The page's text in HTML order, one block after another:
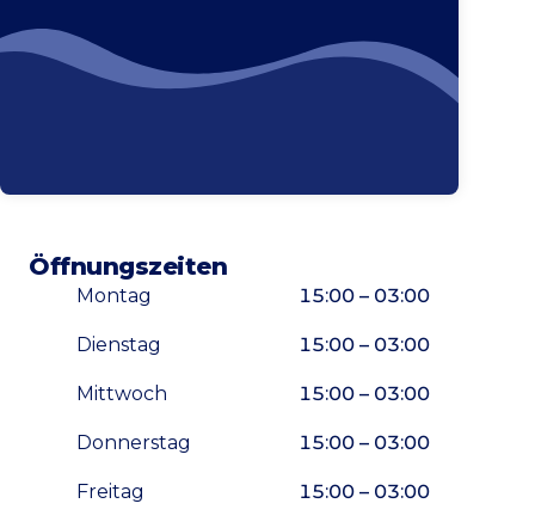
Öffnungszeiten
Montag 15:00 – 03:00
Dienstag 15:00 – 03:00
Mittwoch 15:00 – 03:00
Donnerstag 15:00 – 03:00
Freitag 15:00 – 03:00